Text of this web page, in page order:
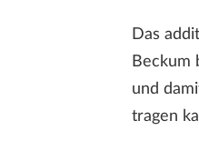
Das
Beckum
und
tragen